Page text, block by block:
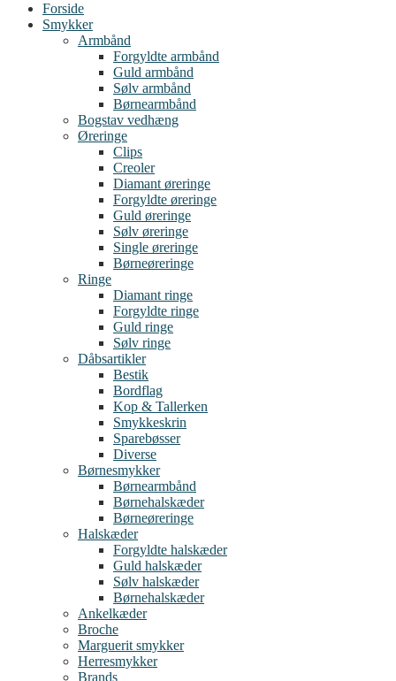
Forside
Smykker
Armbånd
Forgyldte armbånd
Guld armbånd
Sølv armbånd
Børnearmbånd
Bogstav vedhæng
Øreringe
Clips
Creoler
Diamant øreringe
Forgyldte øreringe
Guld øreringe
Sølv øreringe
Single øreringe
Børneøreringe
Ringe
Diamant ringe
Forgyldte ringe
Guld ringe
Sølv ringe
Dåbsartikler
Bestik
Bordflag
Kop & Tallerken
Smykkeskrin
Sparebøsser
Diverse
Børnesmykker
Børnearmbånd
Børnehalskæder
Børneøreringe
Halskæder
Forgyldte halskæder
Guld halskæder
Sølv halskæder
Børnehalskæder
Ankelkæder
Broche
Marguerit smykker
Herresmykker
Brands